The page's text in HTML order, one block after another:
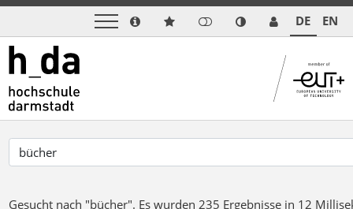
DE EN
Gesucht nach "bücher". Es wurden 235 Ergebnisse in 12